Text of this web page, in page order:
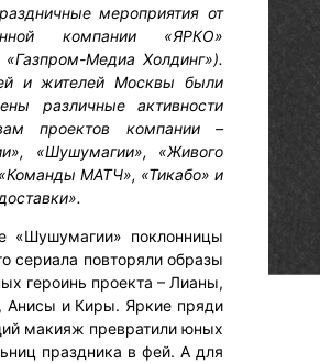
мероприятия от
компании «ЯРКО»
«Газпром-Медиа Холдинг»).
и жителей Москвы были
различные активности
проектов компании –
«Шушумагии», «Живого
МАТЧ», «Тикабо» и
«Шушумагии» поклонницы
сериала повторяли образы
героинь проекта – Лианы,
Анисы и Киры. Яркие пряди
макияж превратили юных
праздника в фей. А для